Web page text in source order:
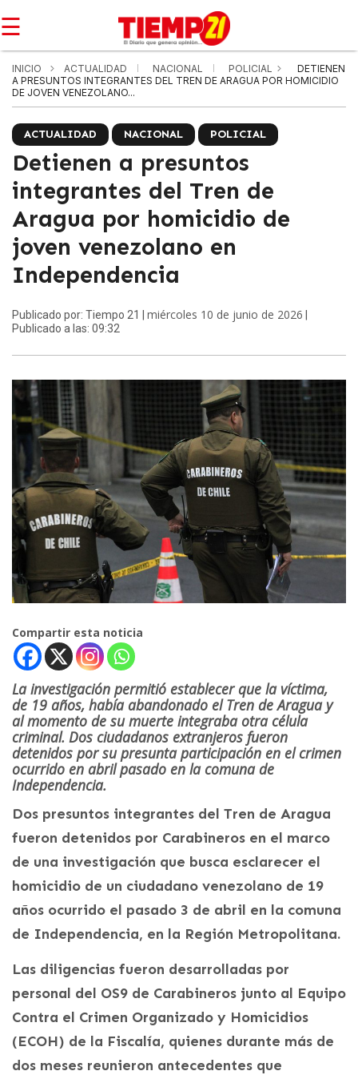
☰
INICIO ACTUALIDAD NACIONAL POLICIAL
DETIENEN
A PRESUNTOS INTEGRANTES DEL TREN DE ARAGUA POR HOMICIDIO
DE JOVEN VENEZOLANO...
ACTUALIDAD NACIONAL POLICIAL
Detienen a presuntos
integrantes del Tren de
Aragua por homicidio de
joven venezolano en
Independencia
Publicado por: Tiempo 21 | miércoles 10 de junio de 2026
Publicado a las: 09:32
Compartir esta noticia
La investigación permitió establecer que la víctima,
de 19 años, había abandonado el Tren de Aragua y
al momento de su muerte integraba otra célula
criminal. Dos ciudadanos extranjeros fueron
detenidos por su presunta participación en el crimen
ocurrido en abril pasado en la comuna de
Independencia.
Dos presuntos integrantes del Tren de Aragua
fueron detenidos por Carabineros en el marco
de una investigación que busca esclarecer el
homicidio de un ciudadano venezolano de 19
años ocurrido el pasado 3 de abril en la comuna
de Independencia, en la Región Metropolitana.
Las diligencias fueron desarrolladas por
personal del OS9 de Carabineros junto al Equipo
Contra el Crimen Organizado y Homicidios
(ECOH) de la Fiscalía, quienes durante más de
dos meses reunieron antecedentes que